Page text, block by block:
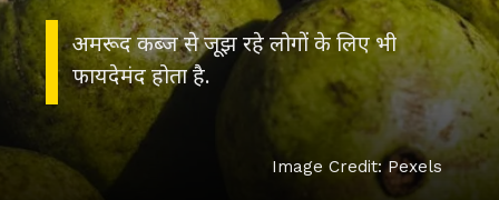
अमरूद कब्ज से जूझ रहे लोगों के लिए भी
फायदेमंद होता है.
Image Credit: Pexels